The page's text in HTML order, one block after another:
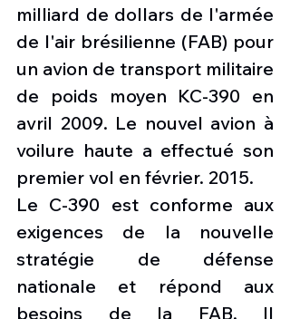
milliard de dollars de l'armée
de l'air brésilienne (FAB) pour
un avion de transport militaire
de poids moyen KC-390 en
avril 2009. Le nouvel avion à
voilure haute a effectué son
premier vol en février. 2015.
Le C-390 est conforme aux
exigences de la nouvelle
stratégie de défense
nationale et répond aux
besoins de la FAB. Il